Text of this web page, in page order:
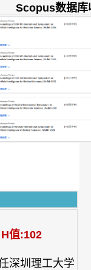
Scopus数据库
H值:102
深圳理工大学